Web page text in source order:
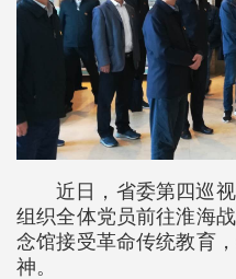
近日，省委第四巡
组织全体党员前往淮海
念馆接受革命传统教育
神。